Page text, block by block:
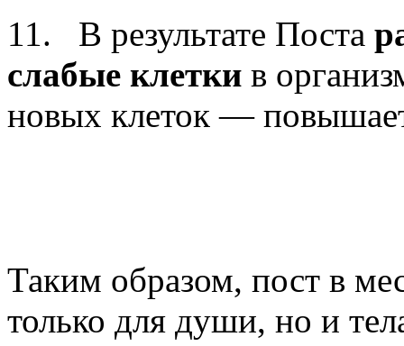
11. В результате Поста
слабые клетки в
новых клеток —
Таким образом, пост в
только для души, но и